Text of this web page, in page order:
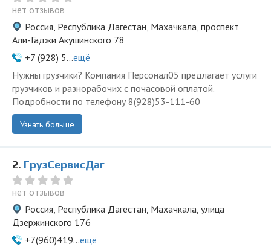
нет отзывов
Россия, Республика Дагестан, Махачкала, проспект
Али-Гаджи Акушинского 78
+7 (928) 5...ещё
Нужны грузчики? Компания Персонал05 предлагает услуги
грузчиков и разнорабочих с почасовой оплатой.
Подробности по телефону 8(928)53-111-60
Узнать больше
2. ГрузСервисДаг
нет отзывов
Россия, Республика Дагестан, Махачкала, улица
Дзержинского 176
+7(960)419...ещё